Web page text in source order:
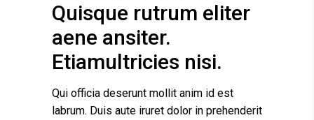
Quisque rutrum eliter
aene ansiter.
Etiamultricies nisi.
Qui officia deserunt mollit anim id est
labrum. Duis aute iruret dolor in prehenderit